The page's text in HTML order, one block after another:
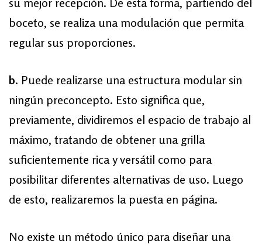
boceto, se realiza una modulación que permita
regular sus proporciones.
b. Puede realizarse una estructura modular sin
ningún preconcepto. Esto significa que,
previamente, dividiremos el espacio de trabajo al
máximo, tratando de obtener una grilla
suficientemente rica y versátil como para
posibilitar diferentes alternativas de uso. Luego
de esto, realizaremos la puesta en página.
No existe un método único para diseñar una